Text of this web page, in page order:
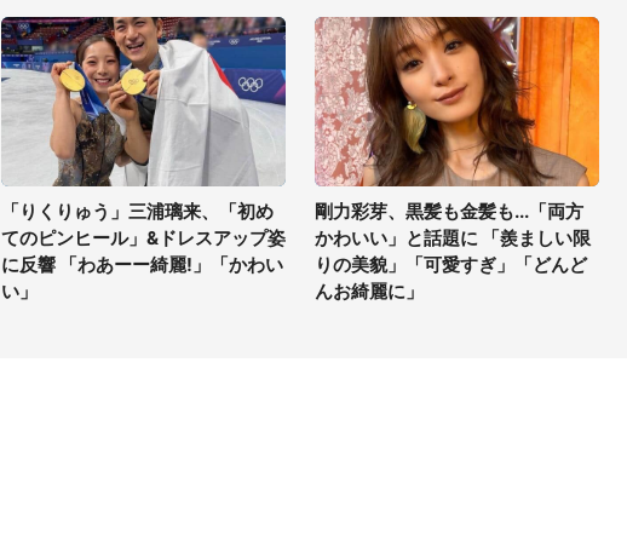
「りくりゅう」三浦璃来、「初め
てのピンヒール」&ドレスアップ姿
に反響 「わあーー綺麗!」「かわい
い」
剛力彩芽、黒髪も金髪も...「両方
かわいい」と話題に 「羨ましい限
りの美貌」「可愛すぎ」「どんど
んお綺麗に」